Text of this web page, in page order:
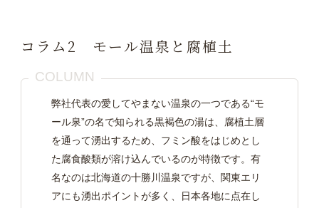
コラム2 モール温泉と腐植土
COLUMN
弊社代表の愛してやまない温泉の一つである“モ
ール泉”の名で知られる黒褐色の湯は、腐植土層
を通って湧出するため、フミン酸をはじめとし
た腐食酸類が溶け込んでいるのが特徴です。有
名なのは北海道の十勝川温泉ですが、関東エリ
アにも湧出ポイントが多く、日本各地に点在し